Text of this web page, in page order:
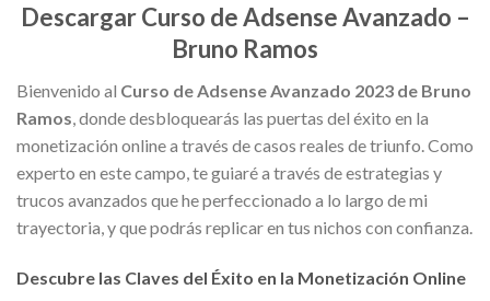
Descargar Curso de Adsense Avanzado –
Bruno Ramos
Bienvenido al Curso de Adsense Avanzado 2023 de Bruno
Ramos, donde desbloquearás las puertas del éxito en la
monetización online a través de casos reales de triunfo. Como
experto en este campo, te guiaré a través de estrategias y
trucos avanzados que he perfeccionado a lo largo de mi
trayectoria, y que podrás replicar en tus nichos con confianza.
Descubre las Claves del Éxito en la Monetización Online